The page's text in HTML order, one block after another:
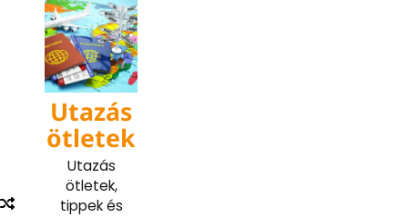
content
Utazás
ötletek
Utazás
ötletek,
tippek és